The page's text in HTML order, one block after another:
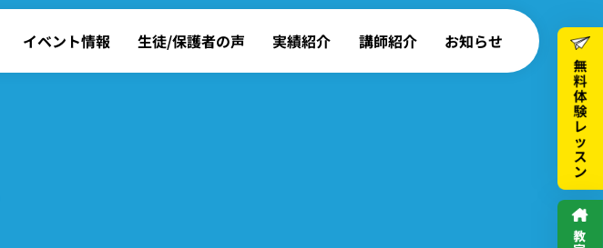
イベント情報 生徒/保護者の声 実績紹介 講師紹介 お知らせ